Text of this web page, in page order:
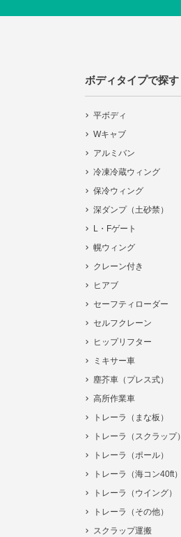
ボディタイプで探す
平ボディ
Wキャブ
アルミバン
冷凍冷蔵ウィング
保冷ウィング
深ダンプ（土砂禁）
L・Fゲート
幌ウィング
クレーン付き
ヒアブ
セーフティローダー
セルフクレーン
ヒップリフター
ミキサー車
塵芥車（プレス式）
高所作業車
トレーラ（まな板）
トレーラ（スクラップ）
トレーラ（ポール）
トレーラ（海コン40ft）
トレーラ（ウイング）
トレーラ（その他）
スクラップ運搬